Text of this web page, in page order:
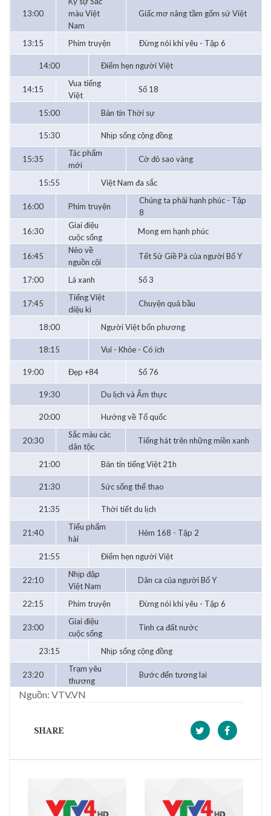
13:00
màu Việt
Nam
Giấc mơ nâng tầm gốm sứ Việt
13:15 Phim truyện Đừng nói khi yêu - Tập 6
14:00 Điểm hẹn người Việt
14:15
Vua tiếng
Việt
Số 18
15:00 Bản tin Thời sự
15:30 Nhịp sống cộng đồng
15:35
Tác phẩm
mới
Cờ đỏ sao vàng
15:55 Việt Nam đa sắc
16:00 Phim truyện
Chúng ta phải hạnh phúc - Tập
8
16:30
Giai điệu
cuộc sống
Mong em hạnh phúc
16:45
Nẻo về
nguồn cội
Tết Sử Giề Pà của người Bố Y
17:00 Lá xanh Số 3
17:45
Tiếng Việt
diệu kì
Chuyện quả bầu
18:00 Người Việt bốn phương
18:15 Vui - Khỏe - Có ích
19:00 Đẹp +84 Số 76
19:30 Du lịch và Ẩm thực
20:00 Hướng về Tổ quốc
20:30
Sắc màu các
dân tộc
Tiếng hát trên những miền xanh
21:00 Bản tin tiếng Việt 21h
21:30 Sức sống thể thao
21:35 Thời tiết du lịch
21:40
Tiểu phẩm
hài
Hẻm 168 - Tập 2
21:55 Điểm hẹn người Việt
22:10
Nhịp đập
Việt Nam
Dân ca của người Bố Y
22:15 Phim truyện Đừng nói khi yêu - Tập 6
23:00
Giai điệu
cuộc sống
Tình ca đất nước
23:15 Nhịp sống cộng đồng
23:20
Trạm yêu
thương
Bước đến tương lai
Nguồn: VTV.VN
SHARE